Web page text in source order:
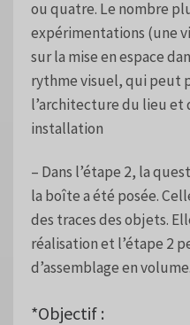
ou quatre. Le nombre
expérimentations (une
sur la mise en espace
rythme visuel, qui peut
l’architecture du lieu et
installation
– Dans l’étape 2, la
la boîte a été posée.
des traces des objets.
réalisation et l’étape 2
d’assemblage en volume.
*Objectif :